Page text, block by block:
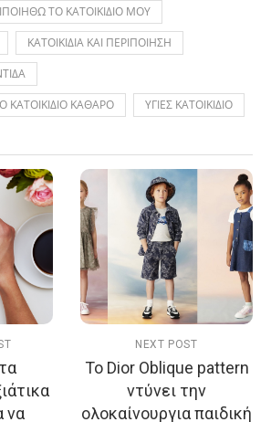
ΤΟ ΚΑΤΟΙΚΙΔΙΟ ΜΟΥ
ΚΑΤΟΙΚΙΔΙΑ ΚΑΙ ΠΕΡΙΠΟΙΗΣΗ
ΚΑΤΟΙΚΙΔΙΟ ΚΑΘΑΡΟ
ΥΓΙΕΣ ΚΑΤΟΙΚΙΔΙΟ
να
NEXT POST
Το Dior Oblique pattern
ντύνει την
ολοκαίνουργια παιδική